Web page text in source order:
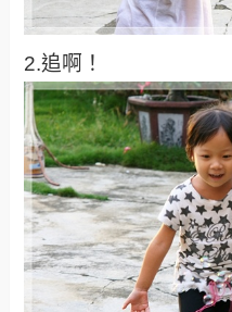
2.追啊！